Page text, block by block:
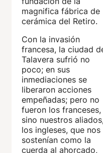
magnifica fábrica de
cerámica del Retiro.
Con la invasión
francesa, la ciudad
Talavera sufrió no
poco; en sus
inmediaciones se
liberaron acciones
empeñadas; pero no
fueron los franceses,
sino nuestros
los ingleses, que nos
sostenían como la
cuerda al ahorcado,